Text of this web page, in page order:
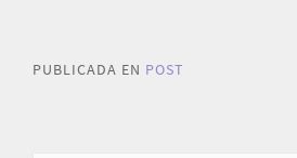
PUBLICADA EN POST